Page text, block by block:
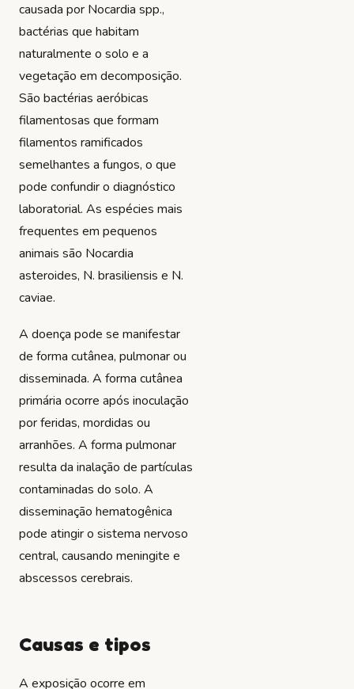
causada por Nocardia spp.,
bactérias que habitam
naturalmente o solo e a
vegetação em decomposição.
São bactérias aeróbicas
filamentosas que formam
filamentos ramificados
semelhantes a fungos, o que
pode confundir o diagnóstico
laboratorial. As espécies mais
frequentes em pequenos
animais são Nocardia
asteroides, N. brasiliensis e N.
caviae.
A doença pode se manifestar
de forma cutânea, pulmonar ou
disseminada. A forma cutânea
primária ocorre após inoculação
por feridas, mordidas ou
arranhões. A forma pulmonar
resulta da inalação de partículas
contaminadas do solo. A
disseminação hematogênica
pode atingir o sistema nervoso
central, causando meningite e
abscessos cerebrais.
Causas e tipos
A exposição ocorre em